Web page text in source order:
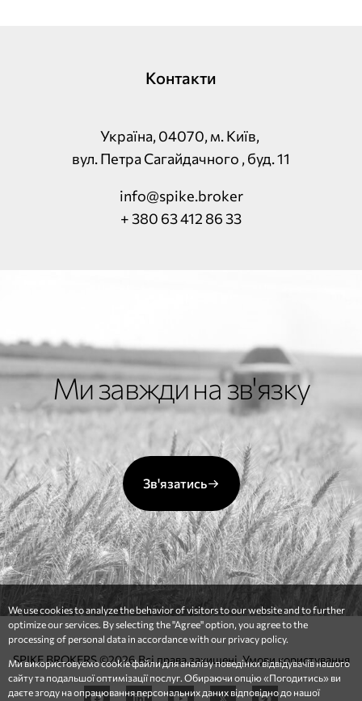
Контакти
Україна, 04070, м. Київ,
вул. Петра Сагайдачного , буд. 11
info@spike.broker
+ 380 63 412 86 33
Ми завжди на зв'язку
Зв'язатись
SPIKE BROKERS ©2026 Всі права захищені.Умови користування
We use cookies to analyze the behavior of visitors to our website and to further
optimize our services. By selecting the "Agree" option, you agree to the
processing of personal data in accordance with our privacy policy.
Ми використовуємо cookie файли для аналізу поведінки відвідувачів нашого
сайту та подальшої оптимізації послуг. Обираючи опцію «Погодитись» ви
даєте згоду на опрацювання персональних даних відповідно до нашої